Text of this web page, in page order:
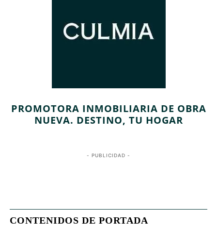
PROMOTORA INMOBILIARIA DE OBRA
NUEVA. DESTINO, TU HOGAR
- PUBLICIDAD -
CONTENIDOS DE PORTADA